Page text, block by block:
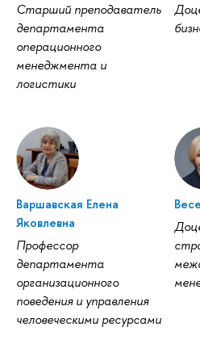
Старший преподаватель
департамента
операционного
менеджмента и
логистики
Варшавская Елена
Яковлевна
Профессор
департамента
организационного
поведения и управления
человеческими ресурсами